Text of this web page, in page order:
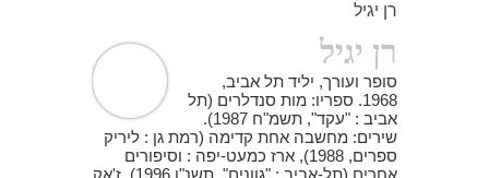
רן יגיל
רן יגיל
סופר ועורך, יליד תל אביב,
1968. ספריו: מות סנדלרים (תל
אביב : "עקד", תשמ"ח 1987).
שירים: מחשבה אחת קדימה (רמת גן : ליריק
ספרים, 1988), ארז כמעט-יפה : וסיפורים
אחרים (תל-אביב : "גוונים", תשנ"ו 1996), ז'אק